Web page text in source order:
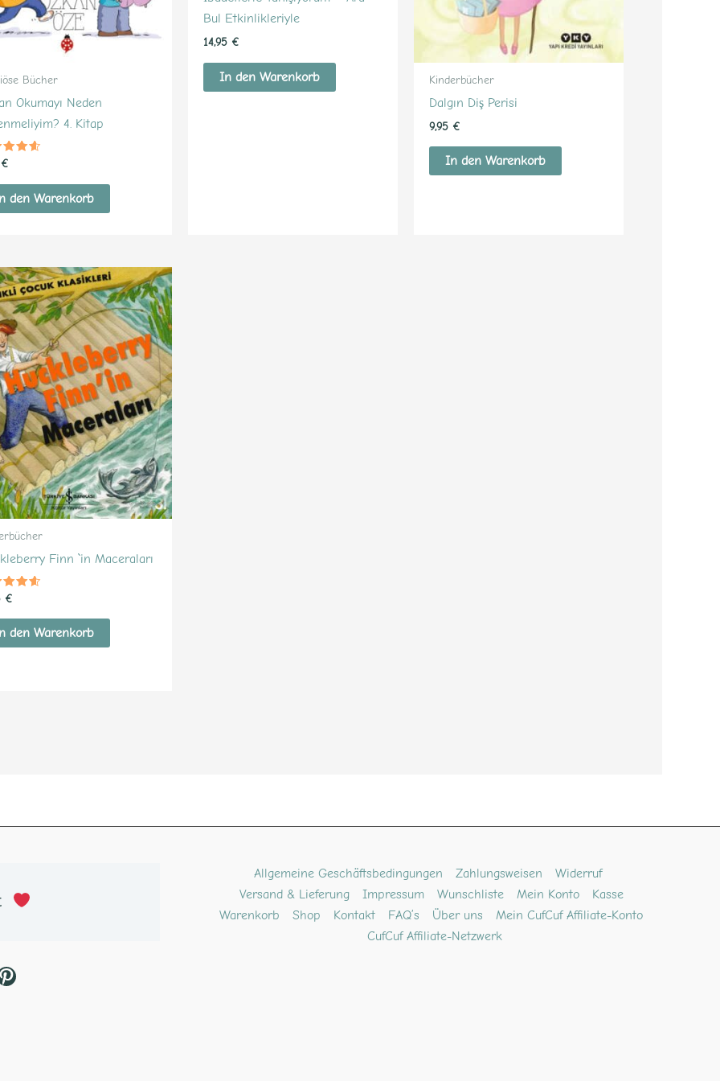
Bücher
Okumayı Neden
4. Kitap
€
den Warenkorb
Bul Etkinlikleriyle
14,95 €
In den Warenkorb Kinderbücher
Dalgın Diş Perisi
9,95 €
In den Warenkorb
Finn `in Maceraları
5
€
den Warenkorb
Allgemeine Geschäftsbedingungen Zahlungsweisen
Widerruf
Versand & Lieferung
Impressum Wunschliste Mein Konto
Kasse
Warenkorb
Shop Kontakt FAQ’s Über uns
Mein CufCuf Affiliate-Konto
CufCuf Affiliate-Netzwerk